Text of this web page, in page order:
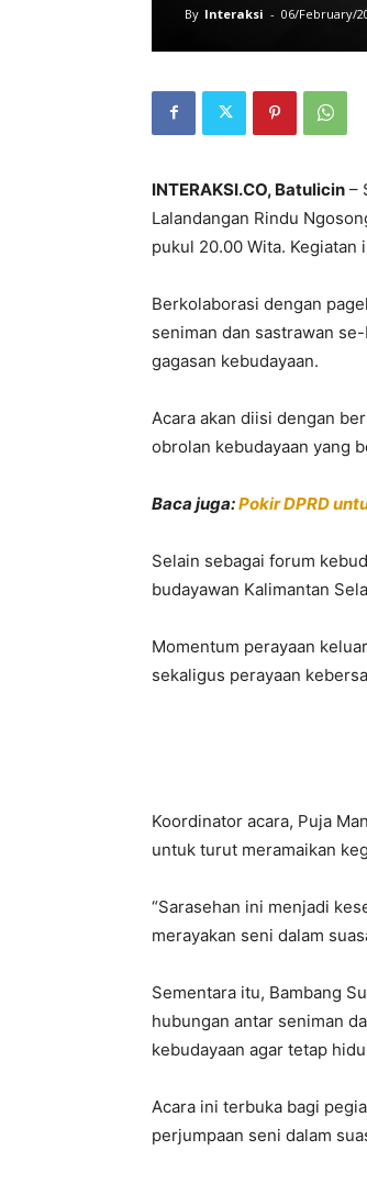
By Interaksi - 06/February/
INTERAKSI.CO, Batulicin –
Lalandangan Rindu
pukul 20.00 Wita. Kegiatan
Berkolaborasi dengan
seniman dan sastrawan
gagasan kebudayaan.
Acara akan diisi dengan
obrolan kebudayaan yang
Baca juga:Pokir DPRD
Selain sebagai forum
budayawan Kalimantan
Momentum perayaan
sekaligus perayaan
Koordinator acara, Puja
untuk turut meramaikan
“Sarasehan ini menjadi
merayakan seni dalam
Sementara itu, Bambang
hubungan antar seniman
kebudayaan agar tetap
Acara ini terbuka bagi
perjumpaan seni dalam